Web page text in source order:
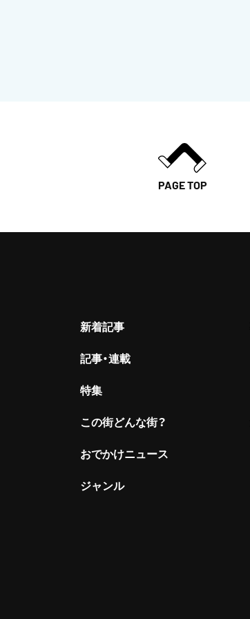
PAGE TOP
新着記事
記事・連載
特集
この街どんな街？
おでかけニュース
ジャンル